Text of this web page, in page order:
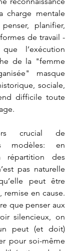
charge mentale
planifier,
de travail -
l’exécution
de la "femme
masque
sociale,
difficile toute
crucial de
modèles: en
répartition des
pas naturelle
peut être
remise en cause.
que penser aux
silencieux, on
peut (et doit)
pour soi-même